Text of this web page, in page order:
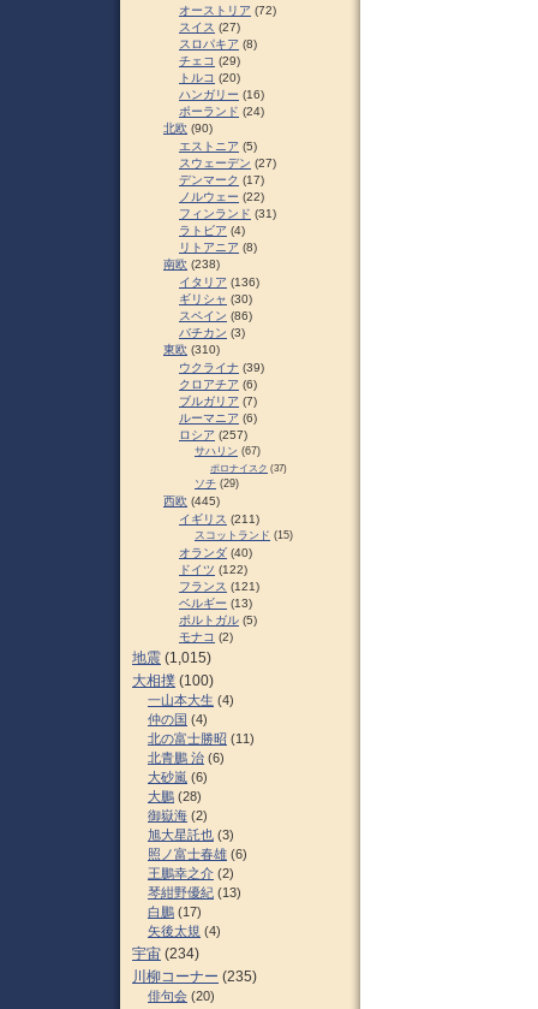
オーストリア (72)
スイス (27)
スロパキア (8)
チェコ (29)
トルコ (20)
ハンガリー (16)
ポーランド (24)
北欧 (90)
エストニア (5)
スウェーデン (27)
デンマーク (17)
ノルウェー (22)
フィンランド (31)
ラトビア (4)
リトアニア (8)
南欧 (238)
イタリア (136)
ギリシャ (30)
スペイン (86)
バチカン (3)
東欧 (310)
ウクライナ (39)
クロアチア (6)
ブルガリア (7)
ルーマニア (6)
ロシア (257)
サハリン (67)
ポロナイスク (37)
ソチ (29)
西欧 (445)
イギリス (211)
スコットランド (15)
オランダ (40)
ドイツ (122)
フランス (121)
ベルギー (13)
ポルトガル (5)
モナコ (2)
地震 (1,015)
大相撲 (100)
一山本大生 (4)
仲の国 (4)
北の富士勝昭 (11)
北青鵬 治 (6)
大砂嵐 (6)
大鵬 (28)
御嶽海 (2)
旭大星託也 (3)
照ノ富士春雄 (6)
王鵬幸之介 (2)
琴紺野優紀 (13)
白鵬 (17)
矢後太規 (4)
宇宙 (234)
川柳コーナー (235)
俳句会 (20)